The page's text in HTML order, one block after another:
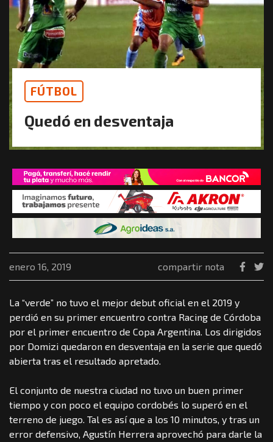
FÚTBOL
Quedó en desventaja
enero 16, 2019 compartir nota
La “verde” no tuvo el mejor debut oficial en el 2019 y
perdió en su primer encuentro contra Racing de Córdoba
por el primer encuentro de Copa Argentina. Los dirigidos
por Domizi quedaron en desventaja en la serie que quedó
abierta tras el resultado apretado.
El conjunto de nuestra ciudad no tuvo un buen primer
tiempo y con poco el equipo cordobés lo superó en el
terreno de juego. Tal es así que a los 10 minutos, y tras un
error defensivo, Agustín Herrera aprovechó para darle la